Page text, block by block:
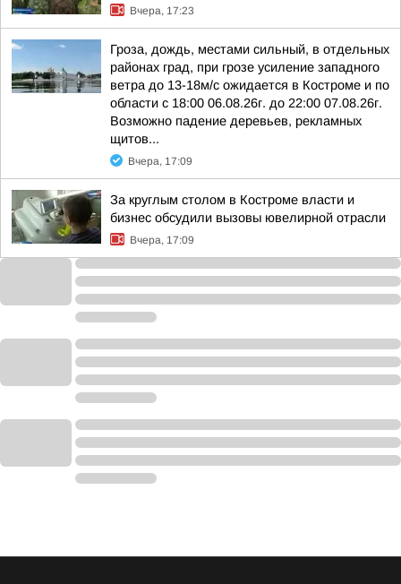
Вчера, 17:23
Гроза, дождь, местами сильный, в отдельных
районах град, при грозе усиление западного
ветра до 13-18м/с ожидается в Костроме и по
области с 18:00 06.08.26г. до 22:00 07.08.26г.
Возможно падение деревьев, рекламных
щитов...
Вчера, 17:09
За круглым столом в Костроме власти и
бизнес обсудили вызовы ювелирной отрасли
Вчера, 17:09